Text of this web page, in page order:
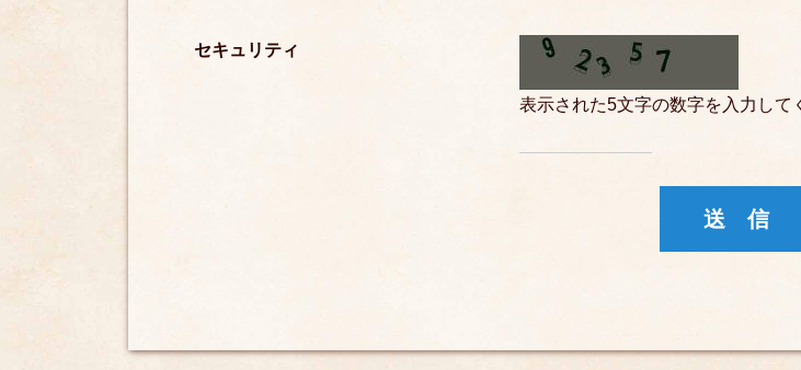
セキュリティ
表示された5文字の数字を入力して